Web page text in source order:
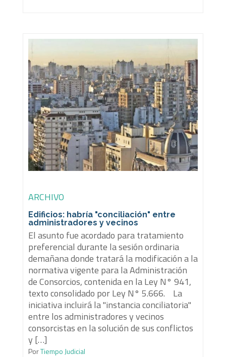
ARCHIVO
Edificios: habría "conciliación" entre
administradores y vecinos
El asunto fue acordado para tratamiento
preferencial durante la sesión ordinaria
demañana donde tratará la modificación a la
normativa vigente para la Administración
de Consorcios, contenida en la Ley N° 941,
texto consolidado por Ley N° 5.666. La
iniciativa incluirá la "instancia conciliatoria"
entre los administradores y vecinos
consorcistas en la solución de sus conflictos
y […]
PorTiempo Judicial